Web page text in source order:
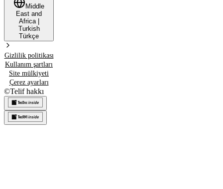
Middle
East and
Africa|
Turkish
Türkçe
Gizlilik politikası
Kullanım şartları
Site mülkiyeti
Çerez ayarları
©Telif hakkı